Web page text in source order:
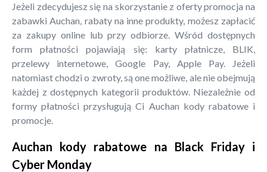
Jeżeli zdecydujesz się na skorzystanie z oferty promocja na
zabawki Auchan, rabaty na inne produkty, możesz zapłacić
za zakupy online lub przy odbiorze. Wśród dostępnych
form płatności pojawiają się: karty płatnicze, BLIK,
przelewy internetowe, Google Pay, Apple Pay. Jeżeli
natomiast chodzi o zwroty, są one możliwe, ale nie obejmują
każdej z dostępnych kategorii produktów. Niezależnie od
formy płatności przysługują Ci Auchan kody rabatowe i
promocje.
Auchan kody rabatowe na Black Friday i
Cyber Monday